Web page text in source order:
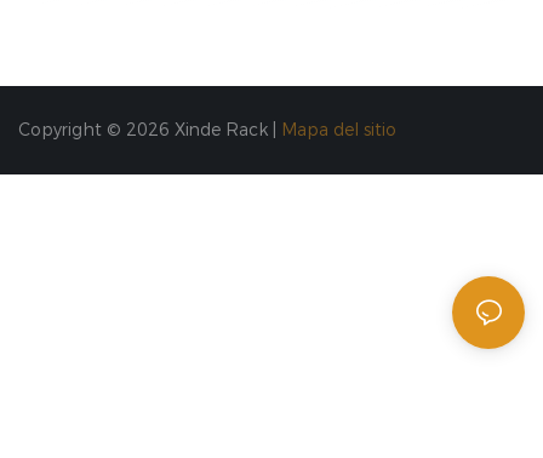
Copyright © 2026 Xinde Rack | Mapa del sitio